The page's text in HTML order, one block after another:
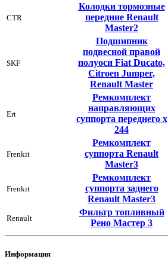
CTR
Колодки тормозные
передние Renault
Master2
SKF
Подшипник
подвесной правой
полуоси Fiat Ducato,
Citroen Jumper,
Renault Master
Ert
Ремкомплект
направляющих
суппорта переднего х
244
Frenkit
Ремкомплект
суппорта Renault
Master3
Frenkit
Ремкомплект
суппорта заднего
Renault Master3
Renault
Фильтр топливный
Рено Мастер 3
Информация